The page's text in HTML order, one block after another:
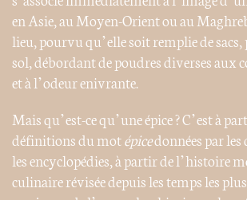
en Asie, au Moyen-Orient ou au
lieu, pourvu qu’elle soit remplie de sacs,
sol, débordant de poudres diverses aux
et à l’odeur enivrante.
Mais qu’est-ce qu’une épice ? C’est à
définitions du motépicedonnées par
les encyclopédies, à partir de l’histoire
culinaire révisée depuis les temps les